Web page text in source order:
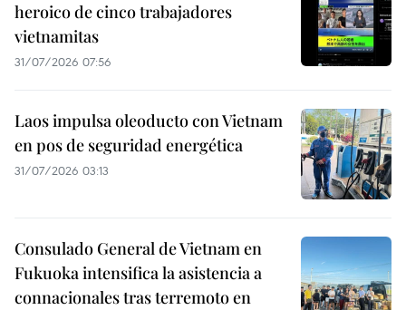
heroico de cinco trabajadores
vietnamitas
31/07/2026 07:56
Laos impulsa oleoducto con Vietnam
en pos de seguridad energética
31/07/2026 03:13
Consulado General de Vietnam en
Fukuoka intensifica la asistencia a
connacionales tras terremoto en